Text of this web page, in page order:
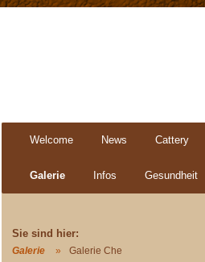
Navigation
überspringen
Welcome News Cattery
Galerie Infos Gesundheit
Galerie Galerie Che